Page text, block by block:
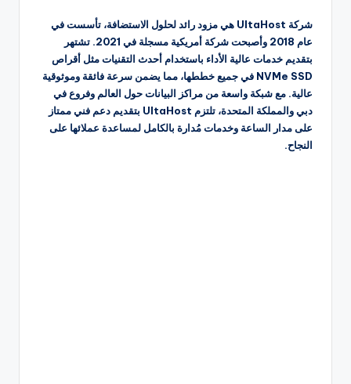
شركة UltaHost هي مزود رائد لحلول الاستضافة، تأسست في
عام 2018 وأصبحت شركة أمريكية مسجلة في 2021. تشتهر
بتقديم خدمات عالية الأداء باستخدام أحدث التقنيات مثل أقراص
NVMe SSD في جميع خططها، مما يضمن سرعة فائقة وموثوقية
عالية. مع شبكة واسعة من مراكز البيانات حول العالم وفروع في
دبي والمملكة المتحدة، تلتزم UltaHost بتقديم دعم فني ممتاز
على مدار الساعة وخدمات مُدارة بالكامل لمساعدة عملائها على
النجاح.